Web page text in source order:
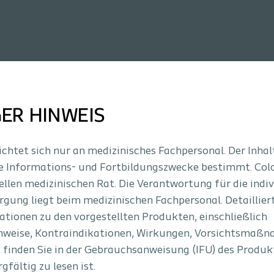
HINWEIS
sich nur an medizinisches Fachpersonal. Der
Informations- und Fortbildungszwecke bestimmt.
medizinischen Rat. Die Verantwortung für die
liegt beim medizinischen Fachpersonal.
zu den vorgestellten Produkten, einschließlich
Kontraindikationen, Wirkungen,
finden Sie in der Gebrauchsanweisung (IFU) des
zu lesen ist.
Interventional Urology